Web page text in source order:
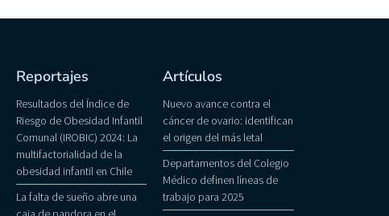
Reportajes
Resultados del Índice de
Riesgo de Obesidad Infantil
Comunal (IROBIC) 2024: La
multifactorialidad de la
obesidad infantil en Chile
La falta de sueño abre una
Artículos
Nuevo avance contra el
cáncer de ovario: identifican
el origen del más letal
Departamentos del Colegio
Médico definen líneas de
trabajo para 2025